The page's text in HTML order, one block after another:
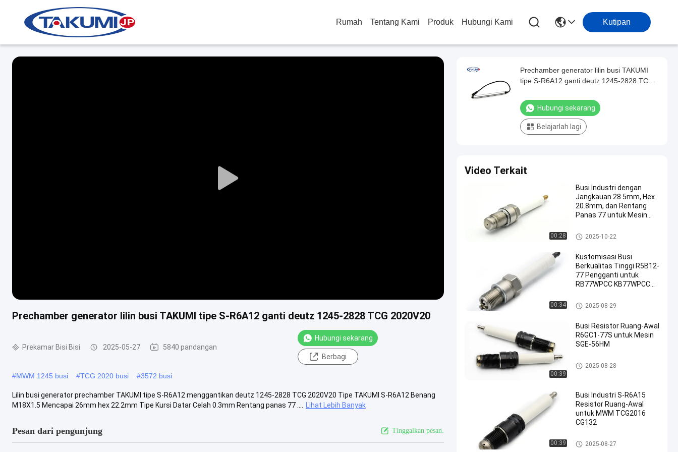
Rumah Tentang Kami Produk Hubungi Kami Kutipan
Play
Prechamber generator lilin busi TAKUMI tipe S-R6A12 ganti deutz 1245-2828 TCG 2020V20
Prekamar Bisi Bisi 2025-05-27 5840 pandangan
Hubungi sekarang
Berbagi
#MWM 1245 busi #TCG 2020 busi #3572 busi
Lilin busi generator prechamber TAKUMI tipe S-R6A12 menggantikan deutz 1245-2828 TCG 2020V20 Tipe TAKUMI S-R6A12 Benang
M18X1.5 Mencapai 26mm hex 22.2mm Tipe Kursi Datar Celah 0.3mm Rentang panas 77 ....
Lihat Lebih Banyak
Pesan dari pengunjung Tinggalkan pesan.
Prechamber generator lilin busi TAKUMI
tipe S-R6A12 ganti deutz 1245-2828 TCG
Hubungi sekarang
Belajarlah lagi
Video Terkait
00:28
Busi Industri dengan
Jangkauan 28.5mm, Hex
20.8mm, dan Rentang
Panas 77 untuk Mesin
Busi Generator
2025-10-22
00:34
Kustomisasi Busi
Berkualitas Tinggi R5B12-
77 Pengganti untuk
RB77WPCC KB77WPCC
busi industri
2025-08-29
00:39
Busi Resistor Ruang-Awal
R6GC1-77S untuk Mesin
SGE-56HM
Prekamar Bisi Bisi
2025-08-28
00:39
Busi Industri S-R6A15
Resistor Ruang-Awal
untuk MWM TCG2016
CG132
Prekamar Bisi Bisi
2025-08-27